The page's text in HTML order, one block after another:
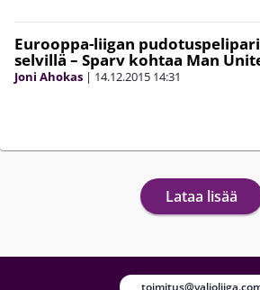
Eurooppa-liigan
selvillä – Sparv kohtaa Man
Joni Ahokas | 14.12.2015 14:31
Lataa lisää